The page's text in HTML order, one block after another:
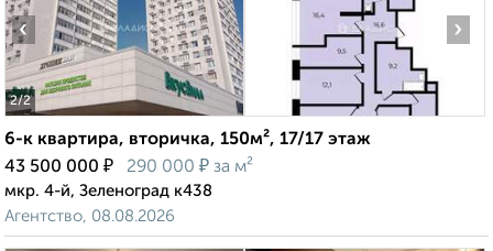
2/2
‹ ›
6-к квартира, вторичка, 150м², 17/17 этаж
43 500 000 ₽ 290 000 ₽ за м²
мкр. 4-й, Зеленоград к438
Агентство, 08.08.2026